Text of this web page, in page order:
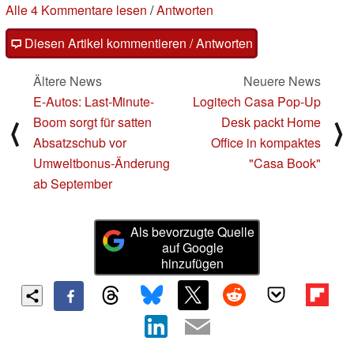
Alle 4 Kommentare lesen /Antworten
Diesen Artikel kommentieren / Antworten
⟨
Ältere News
E-Autos: Last-Minute-
Boom sorgt für satten
Absatzschub vor
Umweltbonus-Änderung
ab September
Neuere News
Logitech Casa Pop-Up
Desk packt Home
Office in kompaktes
"Casa Book"
⟩
Als bevorzugte Quelle
auf Google
hinzufügen